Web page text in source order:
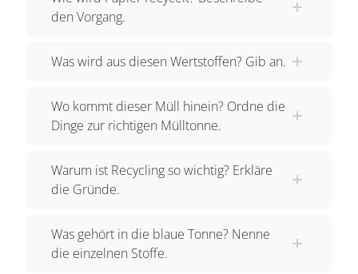
den Vorgang.
Was wird aus diesen Wertstoffen? Gib an.
Wo kommt dieser Müll hinein? Ordne die
Dinge zur richtigen Mülltonne.
Warum ist Recycling so wichtig? Erkläre
die Gründe.
Was gehört in die blaue Tonne? Nenne
die einzelnen Stoffe.